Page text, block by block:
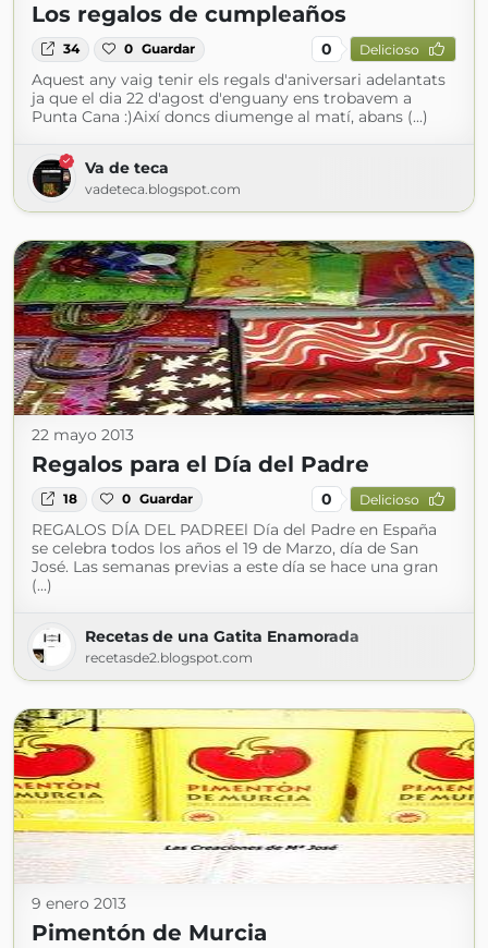
Los regalos de cumpleaños
34 0 Guardar 0 Delicioso
Aquest any vaig tenir els regals d'aniversari adelantats
ja que el dia 22 d'agost d'enguany ens trobavem a
Punta Cana :)Així doncs diumenge al matí, abans (...)
Va de teca
vadeteca.blogspot.com
22 mayo 2013
Regalos para el Día del Padre
18 0 Guardar 0 Delicioso
REGALOS DÍA DEL PADREEl Día del Padre en España
se celebra todos los años el 19 de Marzo, día de San
José. Las semanas previas a este día se hace una gran
(...)
Recetas de una Gatita Enamorada
recetasde2.blogspot.com
9 enero 2013
Pimentón de Murcia